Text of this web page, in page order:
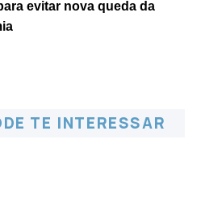
evitar nova queda da
TE INTERESSAR